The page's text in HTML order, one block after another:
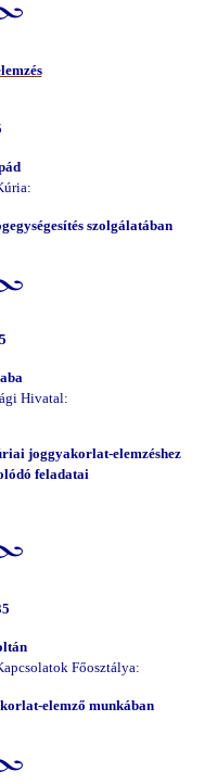
szolgálatában
Hivatal:
joggyakorlat-elemzéshez
feladatai
Főosztálya:
elemző munkában